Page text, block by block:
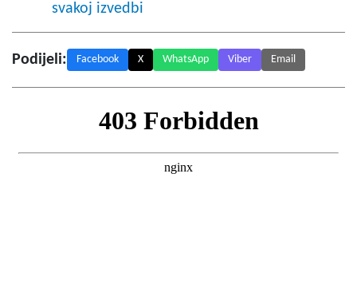
svakoj izvedbi
Podijeli: Facebook X WhatsApp Viber Email